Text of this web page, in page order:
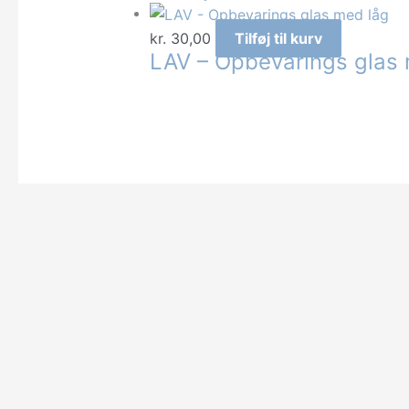
kr. 30,00 Tilføj til kurv
LAV – Opbevarings glas